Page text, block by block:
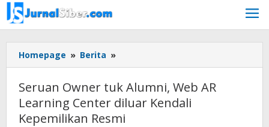
Skip
to
content
Homepage » Berita »
Owner
Alumni,
Web
AR
Seruan Owner tuk Alumni, Web AR
Learning Center diluar Kendali
Kepemilikan Resmi